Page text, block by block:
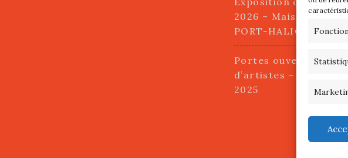
2026 – Maison du
PORT-HALIGUEN –
Portes ouvertes des
d’artistes – 13 et 14
2025